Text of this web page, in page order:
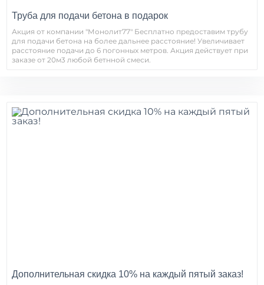
Труба для подачи бетона в подарок
Акция от компании "Монолит77" Бесплатно предоставим трубу
для подачи бетона на более дальнее расстояние! Увеличивает
расстояние подачи до 6 погонных метров. Акция действует при
заказе от 20м3 любой бетнной смеси.
Дополнительная скидка 10% на каждый пятый заказ!